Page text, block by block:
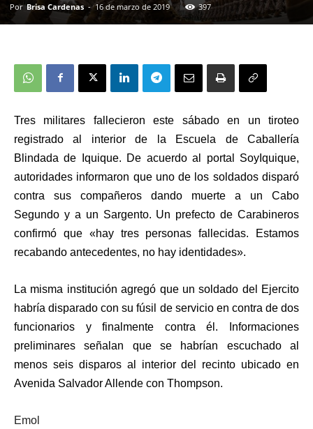
Por Brisa Cardenas - 16 de marzo de 2019 397
Tres militares fallecieron este sábado en un tiroteo
registrado al interior de la Escuela de Caballería
Blindada de Iquique. De acuerdo al portal SoyIquique,
autoridades informaron que uno de los soldados disparó
contra sus compañeros dando muerte a un Cabo
Segundo y a un Sargento. Un prefecto de Carabineros
confirmó que «hay tres personas fallecidas. Estamos
recabando antecedentes, no hay identidades».
La misma institución agregó que un soldado del Ejercito
habría disparado con su fúsil de servicio en contra de dos
funcionarios y finalmente contra él. Informaciones
preliminares señalan que se habrían escuchado al
menos seis disparos al interior del recinto ubicado en
Avenida Salvador Allende con Thompson.
Emol